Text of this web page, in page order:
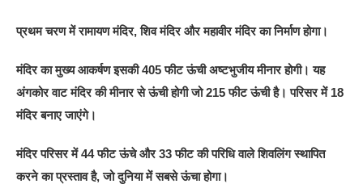
प्रथम चरण में रामायण मंदिर, शिव मंदिर और महावीर मंदिर का निर्माण होगा।
मंदिर का मुख्य आकर्षण इसकी 405 फीट ऊंची अष्टभुजीय मीनार होगी। यह
अंगकोर वाट मंदिर की मीनार से ऊंची होगी जो 215 फीट ऊंची है। परिसर में 18
मंदिर बनाए जाएंगे।
मंदिर परिसर में 44 फीट ऊंचे और 33 फीट की परिधि वाले शिवलिंग स्थापित
करने का प्रस्ताव है, जो दुनिया में सबसे ऊंचा होगा।